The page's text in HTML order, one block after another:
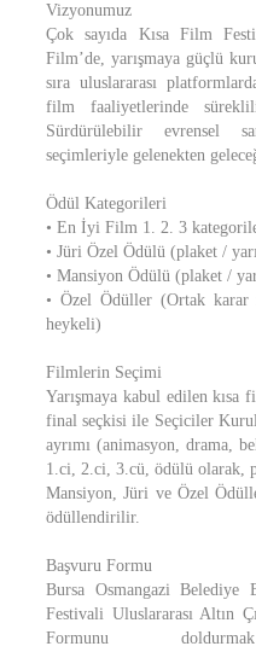
Vizyonumuz
Çok sayıda Kısa Film
Film’de, yarışmaya güçlü
sıra uluslararası
film faaliyetlerinde
Sürdürülebilir evrensel
seçimleriyle gelenekten
Ödül Kategorileri
• En İyi Film 1. 2. 3
• Jüri Özel Ödülü (plaket /
• Mansiyon Ödülü (plaket /
• Özel Ödüller (Ortak
heykeli)
Filmlerin Seçimi
Yarışmaya kabul edilen kısa
final seçkisi ile Seçiciler
ayrımı (animasyon, drama,
1.ci, 2.ci, 3.cü, ödülü olarak,
Mansiyon, Jüri ve Özel
ödüllendirilir.
Başvuru Formu
Bursa Osmangazi Belediye
Festivali Uluslararası Altın
Formunu